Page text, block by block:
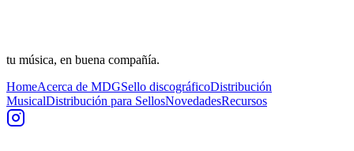
tu música, en buena compañía.
HomeAcerca de MDGSello discográficoDistribución
MusicalDistribución para SellosNovedadesRecursos